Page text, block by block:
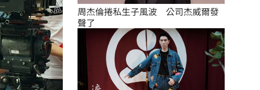
周杰倫捲私生子風波　公司杰威爾發
聲了